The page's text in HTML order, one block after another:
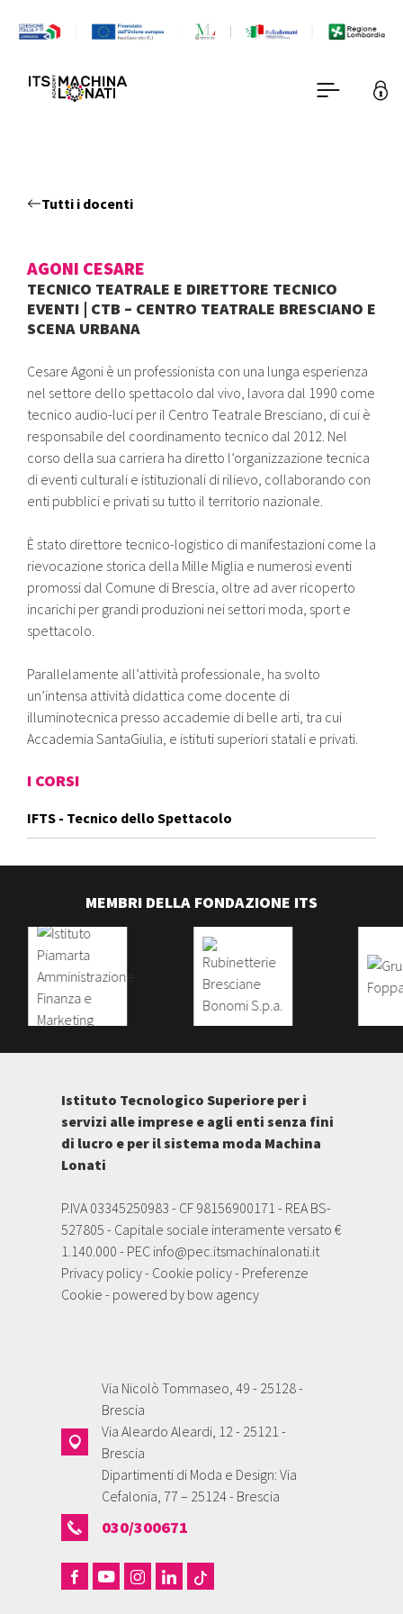
Tutti i docenti
AGONI CESARE
TECNICO TEATRALE E DIRETTORE TECNICO
EVENTI | CTB – CENTRO TEATRALE BRESCIANO E
SCENA URBANA
Cesare Agoni è un professionista con una lunga esperienza
nel settore dello spettacolo dal vivo, lavora dal 1990 come
tecnico audio-luci per il Centro Teatrale Bresciano, di cui è
responsabile del coordinamento tecnico dal 2012. Nel
corso della sua carriera ha diretto l’organizzazione tecnica
di eventi culturali e istituzionali di rilievo, collaborando con
enti pubblici e privati su tutto il territorio nazionale.
È stato direttore tecnico-logistico di manifestazioni come la
rievocazione storica della Mille Miglia e numerosi eventi
promossi dal Comune di Brescia, oltre ad aver ricoperto
incarichi per grandi produzioni nei settori moda, sport e
spettacolo.
Parallelamente all’attività professionale, ha svolto
un’intensa attività didattica come docente di
illuminotecnica presso accademie di belle arti, tra cui
Accademia SantaGiulia, e istituti superiori statali e privati.
I CORSI
IFTS - Tecnico dello Spettacolo
MEMBRI DELLA FONDAZIONE ITS
Istituto Tecnologico Superiore per i
servizi alle imprese e agli enti senza fini
di lucro e per il sistema moda Machina
Lonati
P.IVA 03345250983 - CF 98156900171 - REA BS-
527805 - Capitale sociale interamente versato €
1.140.000 - PEC info@pec.itsmachinalonati.it
Privacy policy- Cookie policy- Preferenze
Cookie - powered by bow agency
Via Nicolò Tommaseo, 49 - 25128 -
Brescia
Via Aleardo Aleardi, 12 - 25121 -
Brescia
Dipartimenti di Moda e Design: Via
Cefalonia, 77 – 25124 - Brescia
030/300671